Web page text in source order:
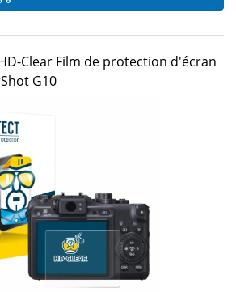
HD-Clear Film de protection d'écran
G10